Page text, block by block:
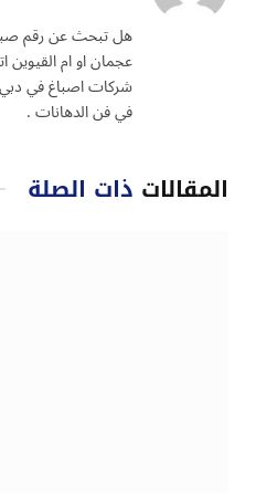
هل تبحث عن رقم
عجمان او ام
شركات اصباغ في
في فن الدهانات .
المقالات ذات الصلة